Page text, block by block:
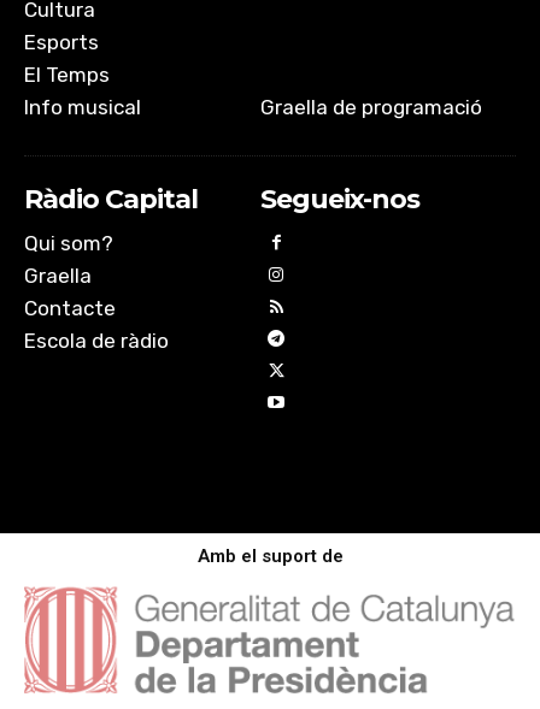
Cultura
Esports
El Temps
Info musical
Graella de programació
Ràdio Capital
Qui som?
Graella
Contacte
Escola de ràdio
Segueix-nos
Amb el suport de